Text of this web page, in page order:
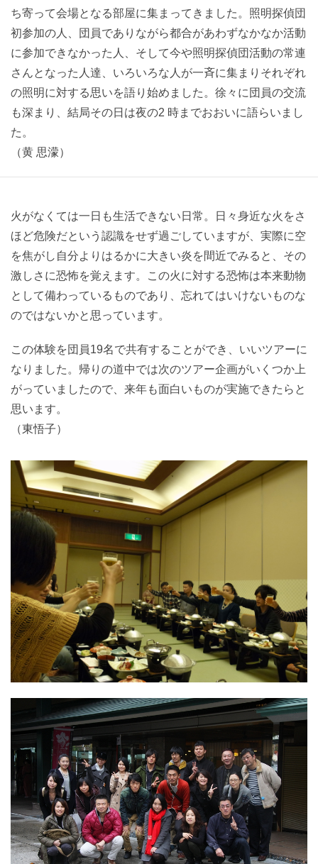
ち寄って会場となる部屋に集まってきました。照明探偵団
初参加の人、団員でありながら都合があわずなかなか活動
に参加できなかった人、そして今や照明探偵団活動の常連
さんとなった人達、いろいろな人が一斉に集まりそれぞれ
の照明に対する思いを語り始めました。徐々に団員の交流
も深まり、結局その日は夜の2 時までおおいに語らいまし
た。
（黄 思濛）
火がなくては一日も生活できない日常。日々身近な火をさ
ほど危険だという認識をせず過ごしていますが、実際に空
を焦がし自分よりはるかに大きい炎を間近でみると、その
激しさに恐怖を覚えます。この火に対する恐怖は本来動物
として備わっているものであり、忘れてはいけないものな
のではないかと思っています。
この体験を団員19名で共有することができ、いいツアーに
なりました。帰りの道中では次のツアー企画がいくつか上
がっていましたので、来年も面白いものが実施できたらと
思います。
（東悟子）